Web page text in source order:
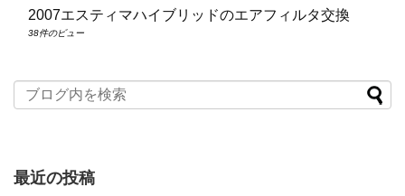
2007エスティマハイブリッドのエアフィルタ交換
38件のビュー
最近の投稿